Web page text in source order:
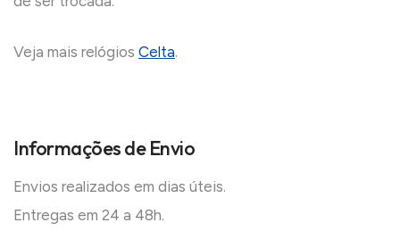
Veja mais relógios Celta.
Informações de Envio
Envios realizados em dias úteis.
Entregas em 24 a 48h.